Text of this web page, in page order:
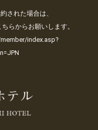
された場合は、
らからお願いします。
index.asp?